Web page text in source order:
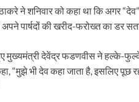
ने शनिवार को कहा था कि अगर
अपने पार्षदों की खरीद-फरोख्त का डर
मुख्यमंत्री देवेंद्र फडणवीस ने हल्के-
“मुझे भी देव कहा जाता है, इसलिए पूछ